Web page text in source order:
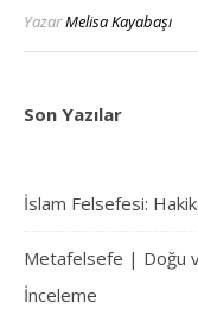
YazarMelisa Kayabaşı
Son Yazılar
İslam Felsefesi:
Metafelsefe | Doğu
İnceleme